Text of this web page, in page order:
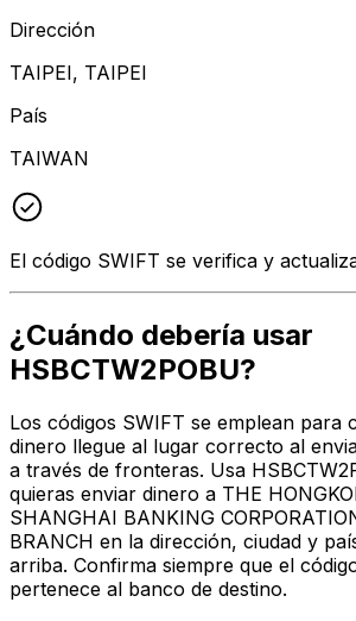
Dirección
TAIPEI, TAIPEI
País
TAIWAN
El código SWIFT se verifica y
¿Cuándo debería usar
HSBCTW2POBU?
Los códigos SWIFT se emplean para
dinero llegue al lugar correcto al
a través de fronteras. Usa
quieras enviar dinero a THE
SHANGHAI BANKING
BRANCH en la dirección, ciudad y
arriba. Confirma siempre que el
pertenece al banco de destino.